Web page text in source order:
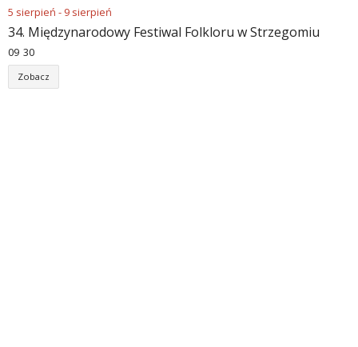
5 sierpień - 9 sierpień
34. Międzynarodowy Festiwal Folkloru w Strzegomiu
09 30
Zobacz